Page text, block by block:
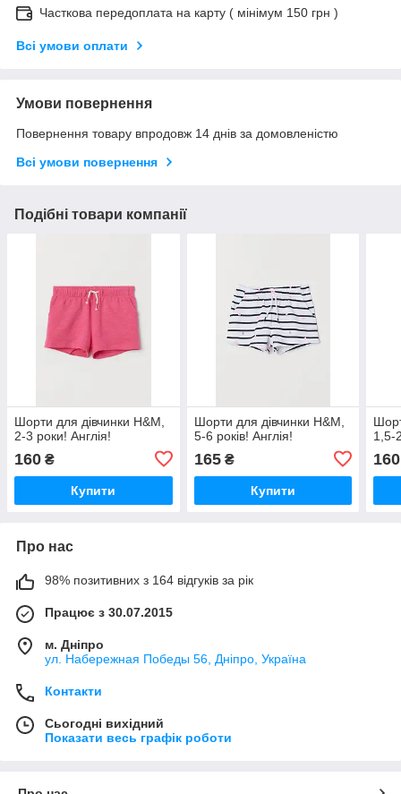
Часткова передоплата на карту ( мінімум 150 грн )
Всі умови оплати
Умови повернення
Повернення товару впродовж 14 днів за домовленістю
Всі умови повернення
Подібні товари компанії
Шорти для дівчинки H&M,
2-3 роки! Англія!
160 ₴
Купити
Шорти для дівчинки H&M,
5-6 років! Англія!
165₴
Купити
1,5-
160
Про нас
98% позитивних з 164 відгуків за рік
Працює з 30.07.2015
м. Дніпро
ул. Набережная Победы 56, Дніпро, Україна
Контакти
Сьогодні вихідний
Показати весь графік роботи